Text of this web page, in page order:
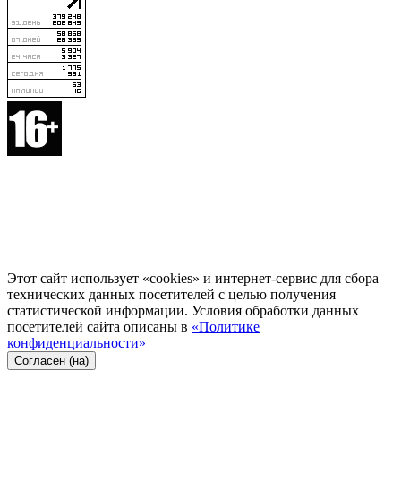
Этот сайт использует «cookies» и интернет-сервис для сбора
технических данных посетителей с целью получения
статистической информации. Условия обработки данных
посетителей сайта описаны в «Политике
конфиденциальности»
Согласен (на)